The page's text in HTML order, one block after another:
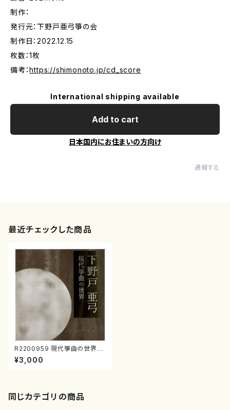
制作：
発行元：下野戸亜弓箏の会
制作日：2022.12.15
枚数：1枚
備考：https://shimonoto.jp/cd_score
International shipping available
Add to cart
日本国内にお住まいの方向け
通報する
最近チェックした商品
R2200959 現代箏曲の世界／
下野戸亜弓（箏・三弦・唄/CD）
¥3,000
同じカテゴリの商品